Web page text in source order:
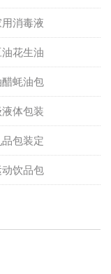
消毒液
花生油
蚝油包
体包装
包装定
饮品包